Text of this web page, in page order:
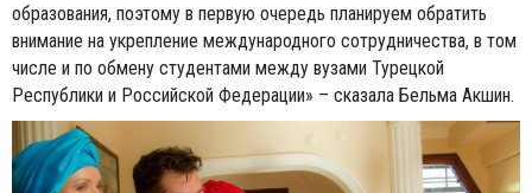
образования, поэтому в первую очередь планируем обратить
внимание на укрепление международного сотрудничества, в том
числе и по обмену студентами между вузами Турецкой
Республики и Российской Федерации» – сказала Бельма Акшин.